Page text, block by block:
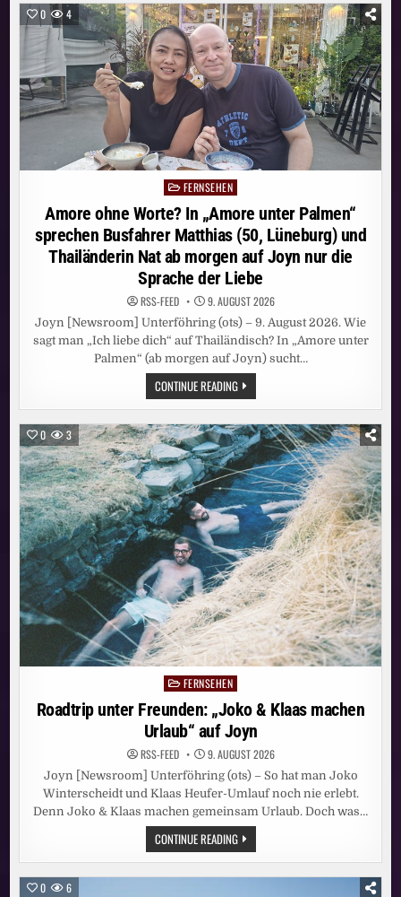
VODAFONE:
NEUE
DATENAUTOBAHNEN
FÜR
ÜBER
3400
HAUSHALTE
WETTERAUKREIS
0 4
PostedFERNSEHEN
Amore ohne Worte? In „Amore unter Palmen“
sprechen Busfahrer Matthias (50, Lüneburg) und
Thailänderin Nat ab morgen auf Joyn nur die
Sprache der Liebe
RSS-FEED 9. AUGUST 2026
Joyn [Newsroom] Unterföhring (ots) – 9. August 2026. Wie
sagt man „Ich liebe dich“ auf Thailändisch? In „Amore unter
Palmen“ (ab morgen auf Joyn) sucht…
CONTINUE READINGAMORE
OHNE
WORTE?
„AMORE
UNTER
PALMEN“
SPRECHEN
BUSFAHRER
MATTHIAS
(50,
LÜNEBURG)
UND
THAILÄNDERIN
NAT
AB
MORGEN
AUF
JOYN
NUR
DIE
SPRACHE
DER
LIEBE
0 3
PostedFERNSEHEN
Roadtrip unter Freunden: „Joko & Klaas machen
Urlaub“ auf Joyn
RSS-FEED 9. AUGUST 2026
Joyn [Newsroom] Unterföhring (ots) – So hat man Joko
Winterscheidt und Klaas Heufer-Umlauf noch nie erlebt.
Denn Joko & Klaas machen gemeinsam Urlaub. Doch was…
CONTINUE READINGROADTRIP
UNTER
FREUNDEN:
„JOKO
0 6